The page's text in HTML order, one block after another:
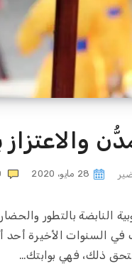
28 مايو، 2020
النابضة بالتطور
في السنوات الأخيرة
ذلك، فهي بوابتك…